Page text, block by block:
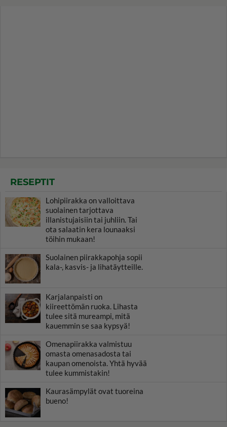
RESEPTIT
Lohipiirakka on valloittava
suolainen tarjottava
illanistujaisiin tai juhliin. Tai
ota salaatin kera lounaaksi
töihin mukaan!
Suolainen piirakkapohja sopii
kala-, kasvis- ja lihatäytteille.
Karjalanpaisti on
kiireettömän ruoka. Lihasta
tulee sitä mureampi, mitä
kauemmin se saa kypsyä!
Omenapiirakka valmistuu
omasta omenasadosta tai
kaupan omenoista. Yhtä hyvää
tulee kummistakin!
Kaurasämpylät ovat tuoreina
bueno!